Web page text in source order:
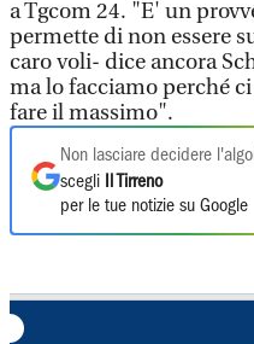
a Tgcom 24. "E' un
permette di non essere
caro voli- dice ancora
ma lo facciamo perché
fare il massimo".
Non lasciare decidere
scegli
Il Tirreno
per le tue notizie su Google